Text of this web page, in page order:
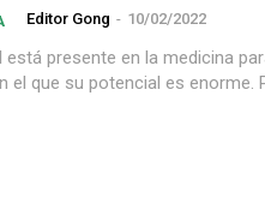
Editor Gong - 10/02/2022
está presente en la medicina
el que su potencial es enorme.